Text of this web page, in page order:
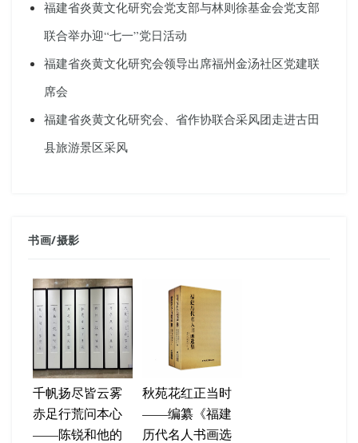
福建省炎黄文化研究会党支部与林则徐基金会党支部
联合举办迎“七一”党日活动
福建省炎黄文化研究会领导出席福州金汤社区党建联
席会
福建省炎黄文化研究会、省作协联合采风团走进古田
县旅游景区采风
书画/摄影
千帆扬尽皆云雾
赤足行荒问本心
——陈锐和他的
秋苑花红正当时
——编纂《福建
历代名人书画选